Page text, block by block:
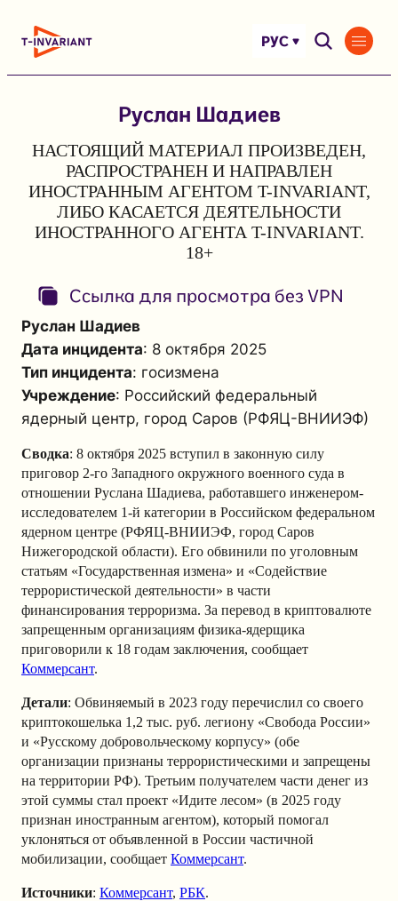
РУС
Руслан Шадиев
НАСТОЯЩИЙ МАТЕРИАЛ ПРОИЗВЕДЕН,
РАСПРОСТРАНЕН И НАПРАВЛЕН
ИНОСТРАННЫМ АГЕНТОМ T-INVARIANT,
ЛИБО КАСАЕТСЯ ДЕЯТЕЛЬНОСТИ
ИНОСТРАННОГО АГЕНТА T-INVARIANT.
18+
Ссылка для просмотра без VPN
Руслан Шадиев
Дата инцидента: 8 октября 2025
Тип инцидента: госизмена
Учреждение: Российский федеральный
ядерный центр, город Саров (РФЯЦ-ВНИИЭФ)
Сводка: 8 октября 2025 вступил в законную силу
приговор 2-го Западного окружного военного суда в
отношении Руслана Шадиева, работавшего инженером-
исследователем 1-й категории в Российском федеральном
ядерном центре (РФЯЦ-ВНИИЭФ, город Саров
Нижегородской области). Его обвинили по уголовным
статьям «Государственная измена» и «Содействие
террористической деятельности» в части
финансирования терроризма. За перевод в криптовалюте
запрещенным организациям физика-ядерщика
приговорили к 18 годам заключения, сообщает
Коммерсант.
Детали: Обвиняемый в 2023 году перечислил со своего
криптокошелька 1,2 тыс. руб. легиону «Свобода России»
и «Русскому добровольческому корпусу» (обе
организации признаны террористическими и запрещены
на территории РФ). Третьим получателем части денег из
этой суммы стал проект «Идите лесом» (в 2025 году
признан иностранным агентом), который помогал
уклоняться от объявленной в России частичной
мобилизации, сообщает Коммерсант.
Источники: Коммерсант, РБК.